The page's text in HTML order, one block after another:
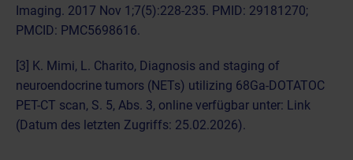
Imaging. 2017 Nov 1;7(5):228-235. PMID: 29181270;
PMCID: PMC5698616.
[3] K. Mimi, L. Charito, Diagnosis and staging of
neuroendocrine tumors (NETs) utilizing 68Ga-DOTATOC
PET-CT scan, S. 5, Abs. 3, online verfügbar unter: Link
(Datum des letzten Zugriffs: 25.02.2026).